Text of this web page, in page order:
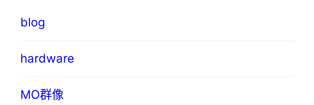
blog
hardware
MO群像